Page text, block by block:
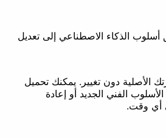
الذكاء الاصطناعي إلى تعديل
دون تغيير. يمكنك تحميل
الفني الجديد أو إعادة
أي وقت.